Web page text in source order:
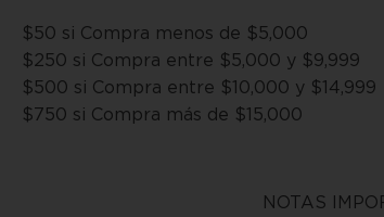
$50 si Compra menos de $5,000
$250 si Compra entre $5,000 y $9,999
$500 si Compra entre $10,000 y $14,999
$750 si Compra más de $15,000
NOTAS